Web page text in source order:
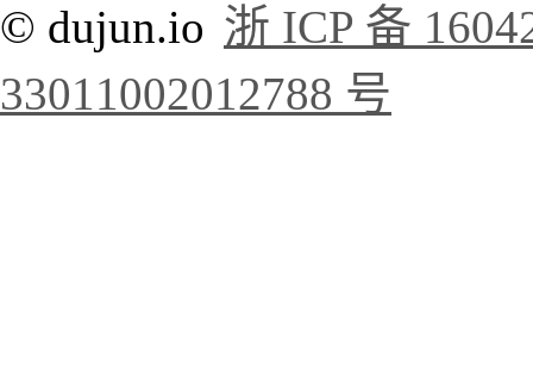
© dujun.io 浙 ICP 备
33011002012788 号